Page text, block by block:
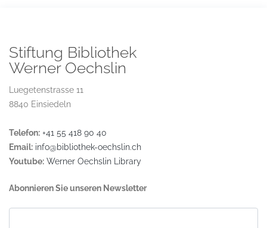
Stiftung Bibliothek
Werner Oechslin
Luegetenstrasse 11
8840 Einsiedeln
Telefon: +41 55 418 90 40
Email: info@bibliothek-oechslin.ch
Youtube: Werner Oechslin Library
Abonnieren Sie unseren Newsletter